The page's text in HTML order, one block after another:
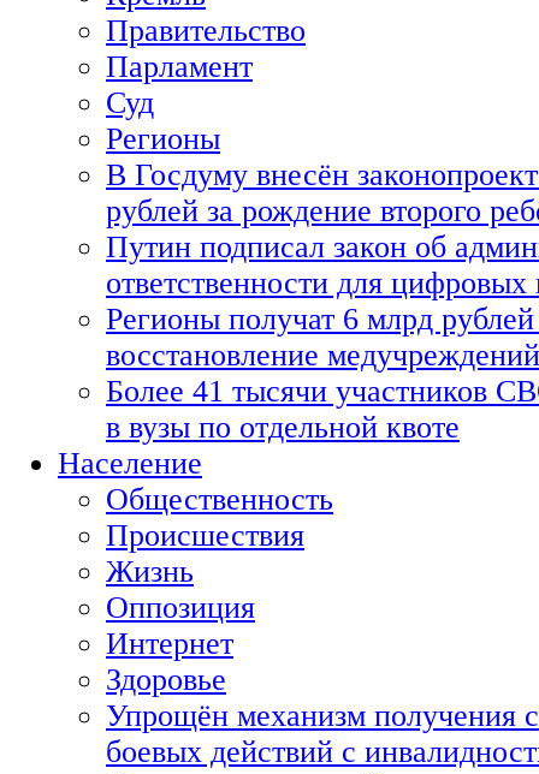
Правительство
Парламент
Суд
Регионы
В Госдуму внесён
рублей за рождение второго
Путин подписал закон об
ответственности для
Регионы получат 6 млрд рублей
восстановление медучреждений
Более 41 тысячи участников
в вузы по отдельной квоте
Население
Общественность
Происшествия
Жизнь
Оппозиция
Интернет
Здоровье
Упрощён механизм получения
боевых действий с